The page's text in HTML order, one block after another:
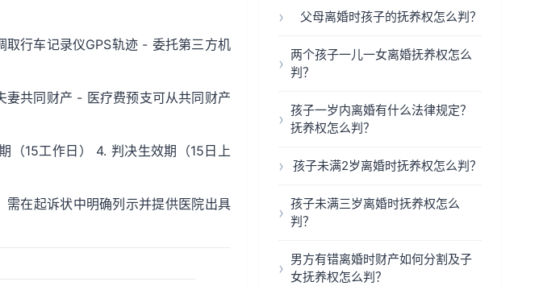
行车记录仪GPS轨迹 - 委托第三方机
共同财产 - 医疗费预支可从共同财产
（15工作日） 4. 判决生效期（15日上
需在起诉状中明确列示并提供医院出具
父母离婚时孩子的抚养权怎么判？
两个孩子一儿一女离婚抚养权怎么
判？
孩子一岁内离婚有什么法律规定？
抚养权怎么判？
孩子未满2岁离婚时抚养权怎么判？
孩子未满三岁离婚时抚养权怎么
判？
男方有错离婚时财产如何分割及子
女抚养权怎么判？